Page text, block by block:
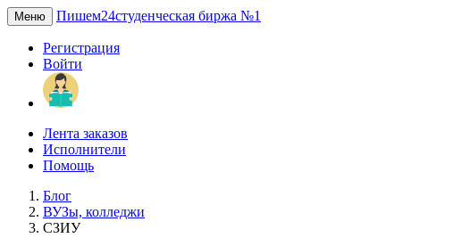
Меню Пишем24студенческая биржа №1
Регистрация
Войти
Лента заказов
Исполнители
Помощь
Блог
ВУЗы, колледжи
СЗИУ